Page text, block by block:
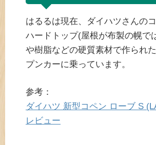
はるるは現在、ダイハツさんの
ハードトップ(屋根が布製の幌で
や樹脂などの硬質素材で作られ
プンカーに乗っています。
参考：
ダイハツ 新型コペン ローブ S
レビュー